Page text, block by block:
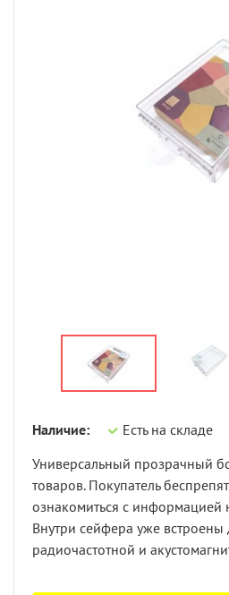
Наличие:
Есть на складе
Универсальный прозрачный
товаров. Покупатель
ознакомиться с информацией
Внутри сейфера уже встроены
радиочастотной и